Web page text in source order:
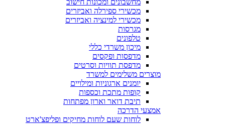
מחשבונים ומכונות חישוב
מכשירי ספירלה ואביזרים
מכשירי למינציה ואביזרים
מגרסות
טלפונים
מיכון משרדי כללי
מדפסות ופקסים
מדפסת תוויות וסרטים
מוצרים משלימים למשרד
יומנים ארגוניות ומילויים
קופות מתכת וכספות
תיבת דואר וארון מפתחות
אמצעי הדרכה
לוחות שעם לוחות מחיקים ופליפצ'ארט